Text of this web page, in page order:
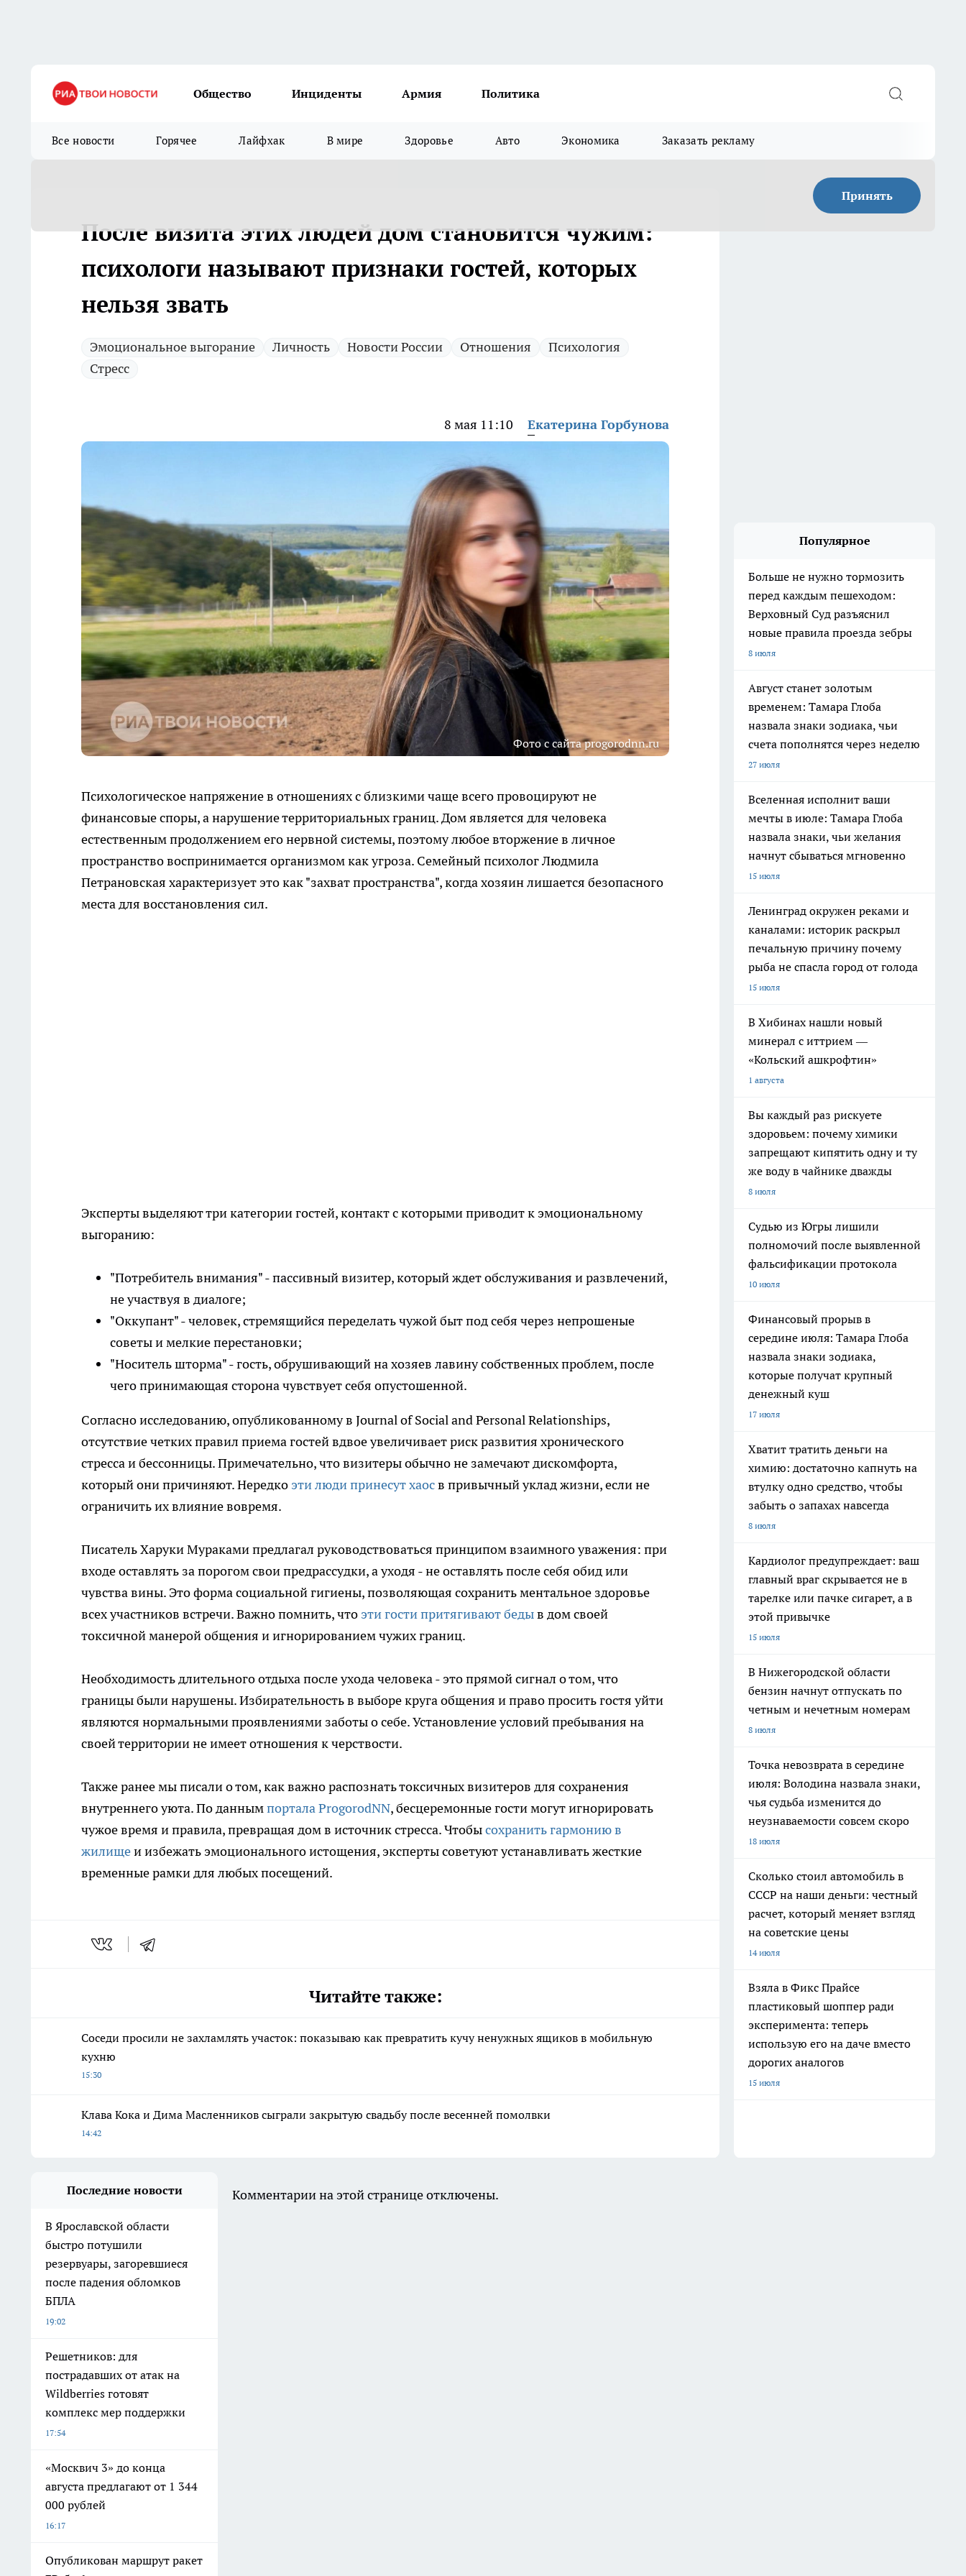
Общество Инциденты Армия Политика
Все новости Горячее Лайфхак В мире Здоровье Авто Экономика Заказать рекламу
Принять
После визита этих людей дом становится чужим:
психологи называют признаки гостей, которых
нельзя звать
Эмоциональное выгорание Личность Новости России Отношения
Психология
Стресс
8 мая 11:10 Екатерина Горбунова
Фото с сайта progorodnn.ru
Психологическое напряжение в отношениях с близкими чаще всего провоцируют не
финансовые споры, а нарушение территориальных границ. Дом является для человека
естественным продолжением его нервной системы, поэтому любое вторжение в личное
пространство воспринимается организмом как угроза. Семейный психолог Людмила
Петрановская характеризует это как "захват пространства", когда хозяин лишается безопасного
места для восстановления сил.
Эксперты выделяют три категории гостей, контакт с которыми приводит к эмоциональному
выгоранию:
"Потребитель внимания" - пассивный визитер, который ждет обслуживания и развлечений,
не участвуя в диалоге;
"Оккупант" - человек, стремящийся переделать чужой быт под себя через непрошеные
советы и мелкие перестановки;
"Носитель шторма" - гость, обрушивающий на хозяев лавину собственных проблем, после
чего принимающая сторона чувствует себя опустошенной.
Согласно исследованию, опубликованному в Journal of Social and Personal Relationships,
отсутствие четких правил приема гостей вдвое увеличивает риск развития хронического
стресса и бессонницы. Примечательно, что визитеры обычно не замечают дискомфорта,
который они причиняют. Нередко эти люди принесут хаосв привычный уклад жизни, если не
ограничить их влияние вовремя.
Писатель Харуки Мураками предлагал руководствоваться принципом взаимного уважения: при
входе оставлять за порогом свои предрассудки, а уходя - не оставлять после себя обид или
чувства вины. Это форма социальной гигиены, позволяющая сохранить ментальное здоровье
всех участников встречи. Важно помнить, что эти гости притягивают бедыв дом своей
токсичной манерой общения и игнорированием чужих границ.
Необходимость длительного отдыха после ухода человека - это прямой сигнал о том, что
границы были нарушены. Избирательность в выборе круга общения и право просить гостя уйти
являются нормальными проявлениями заботы о себе. Установление условий пребывания на
своей территории не имеет отношения к черствости.
Также ранее мы писали о том, как важно распознать токсичных визитеров для сохранения
внутреннего уюта. По даннымпортала ProgorodNN, бесцеремонные гости могут игнорировать
чужое время и правила, превращая дом в источник стресса. Чтобысохранить гармонию в
жилищеи избежать эмоционального истощения, эксперты советуют устанавливать жесткие
временные рамки для любых посещений.
Читайте также:
Соседи просили не захламлять участок: показываю как превратить кучу ненужных ящиков в мобильную
кухню
15:30
Клава Кока и Дима Масленников сыграли закрытую свадьбу после весенней помолвки
14:42
Популярное
Больше не нужно тормозить
перед каждым пешеходом:
Верховный Суд разъяснил
новые правила проезда зебры
8 июля
Август станет золотым
временем: Тамара Глоба
назвала знаки зодиака, чьи
счета пополнятся через неделю
27 июля
Вселенная исполнит ваши
мечты в июле: Тамара Глоба
назвала знаки, чьи желания
начнут сбываться мгновенно
15 июля
Ленинград окружен реками и
каналами: историк раскрыл
печальную причину почему
рыба не спасла город от голода
15 июля
В Хибинах нашли новый
минерал с иттрием —
«Кольский ашкрофтин»
1 августа
Вы каждый раз рискуете
здоровьем: почему химики
запрещают кипятить одну и ту
же воду в чайнике дважды
8 июля
Судью из Югры лишили
полномочий после выявленной
фальсификации протокола
10 июля
Финансовый прорыв в
середине июля: Тамара Глоба
назвала знаки зодиака,
которые получат крупный
денежный куш
17 июля
Хватит тратить деньги на
химию: достаточно капнуть на
втулку одно средство, чтобы
забыть о запахах навсегда
8 июля
Кардиолог предупреждает: ваш
главный враг скрывается не в
тарелке или пачке сигарет, а в
этой привычке
15 июля
В Нижегородской области
бензин начнут отпускать по
четным и нечетным номерам
8 июля
Точка невозврата в середине
июля: Володина назвала знаки,
чья судьба изменится до
неузнаваемости совсем скоро
18 июля
Сколько стоил автомобиль в
СССР на наши деньги: честный
расчет, который меняет взгляд
на советские цены
14 июля
Взяла в Фикс Прайсе
пластиковый шоппер ради
эксперимента: теперь
использую его на даче вместо
дорогих аналогов
15 июля
Последние новости
В Ярославской области
быстро потушили
резервуары, загоревшиеся
после падения обломков
БПЛА
19:02
Решетников: для
пострадавших от атак на
Wildberries готовят
комплекс мер поддержки
17:54
«Москвич 3» до конца
августа предлагают от 1 344
000 рублей
16:17
Опубликован маршрут ракет
Комментарии на этой странице отключены.